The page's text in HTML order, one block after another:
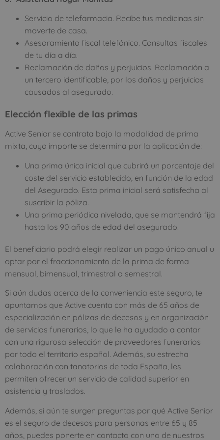
Servicio de telefarmacia. Recibe tus medicinas sin
moverte de casa.
Asesoramiento fiscal telefónico. Consultas fiscales
de tu día a día.
Reclamación de daños y perjuicios. Reclamación a
un tercero identificable, por los daños y perjuicios
causados al asegurado.
Elección flexible de las primas
Active Senior se contrata bajo la modalidad de prima
mixta, cuyo importe se determina por la aplicación de:
Una prima única inicial que cubrirá un porcentaje del
coste del servicio establecido, en función de la edad
del Asegurado. Esta prima inicial será satisfecha al
suscribir la póliza.
Una prima periódica nivelada, que se mantendrá fija
hasta los 90 años de edad del asegurado.
El beneficiario podrá elegir realizar un pago único anual u
optar por el fraccionamiento de la prima de forma
mensual, bimensual, trimestral o semestral.
Si aún dudas acerca de la conveniencia este seguro, te
apuntamos que Active cuenta con más de 65 años de
especialización en pólizas de decesos y en organización
de servicios funerarios, lo que le ha ayudado a contar
con una rigurosa selección de proveedores funerarios
por todo el territorio español. Además, su estrecha
colaboración con tanatorios de toda España, les
permiten ofrecer un servicio de calidad superior en
asistencia y traslados.
Además, si aún te surgen preguntas por qué Active Senior
es el seguro de decesos para personas entre 65 y 85
años, puedes ponerte en contacto con uno de nuestros